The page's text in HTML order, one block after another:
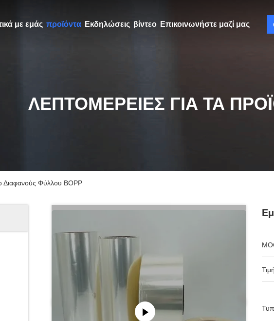
με εμάς προϊόντα Εκδηλώσεις βίντεο Επικοινωνήστε μαζί μας
ΛΕΠΤΟΜΈΡΕΙΕΣ ΓΙΑ ΤΑ
Διαφανούς Φύλλου BOPP